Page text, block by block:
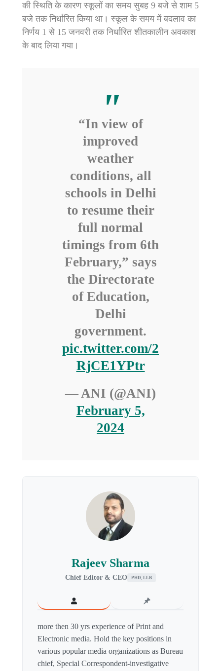
की स्थिति के कारण स्कूलों का समय सुबह 9 बजे से शाम 5
बजे तक निर्धारित किया था। स्कूल के समय में बदलाव का
निर्णय 1 से 15 जनवरी तक निर्धारित शीतकालीन अवकाश
के बाद लिया गया।
“In view of
improved
weather
conditions, all
schools in Delhi
to resume their
full normal
timings from 6th
February,” says
the Directorate
of Education,
Delhi
government.
pic.twitter.com/2
RjCE1YPtr
— ANI (@ANI)
February 5,
2024
Rajeev Sharma
Chief Editor & CEO PHD, LLB
more then 30 yrs experience of Print and
Electronic media. Hold the key positions in
various popular media organizations as Bureau
chief, Special Correspondent-investigative